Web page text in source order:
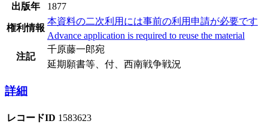
出版年
1877
権利情報
本資料の二次利用には事前の利用申請が必要です
Advance application is required to reuse the material
注記
千原藤一郎宛
延期願書等、付、西南戦争戦況
詳細
レコードID 1583623